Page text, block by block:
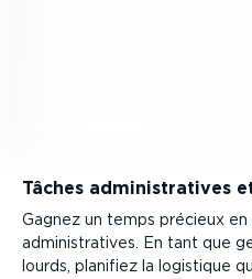
Tâches adminis­tra­tives
Gagnez un temps précieux
adminis­tra­tives. En tant que
lourds, planifiez la logistique